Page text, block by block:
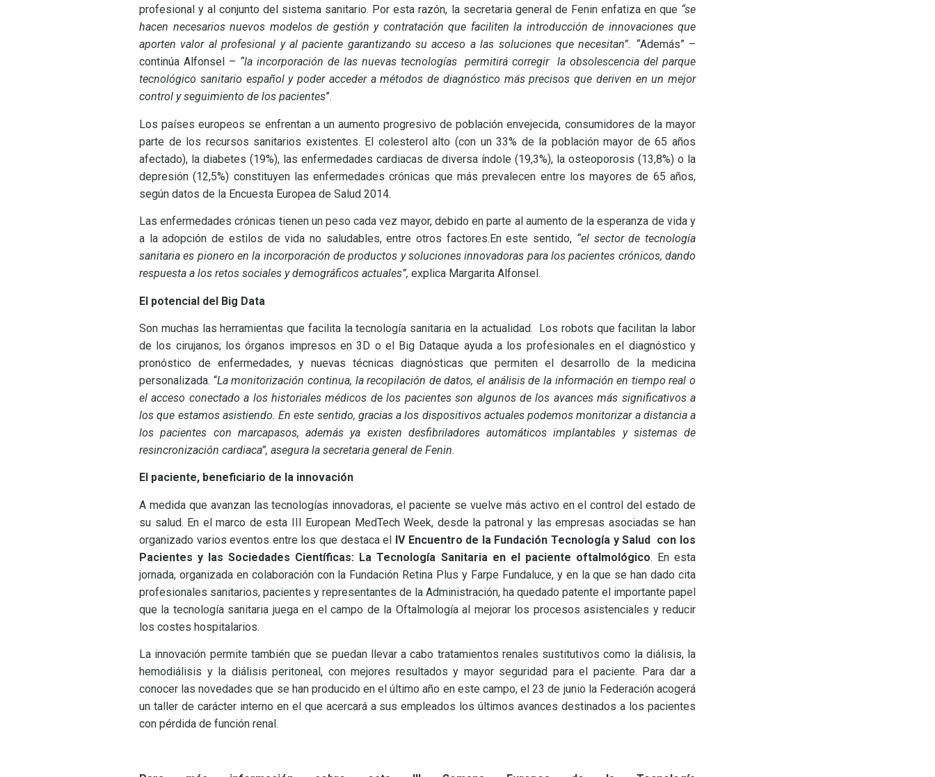
profesional y al conjunto del sistema sanitario. Por esta razón, la secretaria general de Fenin enfatiza en que “se
hacen necesarios nuevos modelos de gestión y contratación que faciliten la introducción de innovaciones que
aporten valor al profesional y al paciente garantizando su acceso a las soluciones que necesitan”. “Además” –
continúa Alfonsel – “la incorporación de las nuevas tecnologías permitirá corregir la obsolescencia del parque
tecnológico sanitario español y poder acceder a métodos de diagnóstico más precisos que deriven en un mejor
control y seguimiento de los pacientes”.
Los países europeos se enfrentan a un aumento progresivo de población envejecida, consumidores de la mayor
parte de los recursos sanitarios existentes. El colesterol alto (con un 33% de la población mayor de 65 años
afectado), la diabetes (19%), las enfermedades cardiacas de diversa índole (19,3%), la osteoporosis (13,8%) o la
depresión (12,5%) constituyen las enfermedades crónicas que más prevalecen entre los mayores de 65 años,
según datos de la Encuesta Europea de Salud 2014.
Las enfermedades crónicas tienen un peso cada vez mayor, debido en parte al aumento de la esperanza de vida y
a la adopción de estilos de vida no saludables, entre otros factores.En este sentido, “el sector de tecnología
sanitaria es pionero en la incorporación de productos y soluciones innovadoras para los pacientes crónicos, dando
respuesta a los retos sociales y demográficos actuales”, explica Margarita Alfonsel.
El potencial del Big Data
Son muchas las herramientas que facilita la tecnología sanitaria en la actualidad. Los robots que facilitan la labor
de los cirujanos; los órganos impresos en 3D o el Big Dataque ayuda a los profesionales en el diagnóstico y
pronóstico de enfermedades, y nuevas técnicas diagnósticas que permiten el desarrollo de la medicina
personalizada. “La monitorización continua, la recopilación de datos, el análisis de la información en tiempo real o
el acceso conectado a los historiales médicos de los pacientes son algunos de los avances más significativos a
los que estamos asistiendo. En este sentido, gracias a los dispositivos actuales podemos monitorizar a distancia a
los pacientes con marcapasos, además ya existen desfibriladores automáticos implantables y sistemas de
resincronización cardiaca”, asegura la secretaria general de Fenin.
El paciente, beneficiario de la innovación
A medida que avanzan las tecnologías innovadoras, el paciente se vuelve más activo en el control del estado de
su salud. En el marco de esta III European MedTech Week, desde la patronal y las empresas asociadas se han
organizado varios eventos entre los que destaca el IV Encuentro de la Fundación Tecnología y Salud con los
Pacientes y las Sociedades Científicas: La Tecnología Sanitaria en el paciente oftalmológico. En esta
jornada, organizada en colaboración con la Fundación Retina Plus y Farpe Fundaluce, y en la que se han dado cita
profesionales sanitarios, pacientes y representantes de la Administración, ha quedado patente el importante papel
que la tecnología sanitaria juega en el campo de la Oftalmología al mejorar los procesos asistenciales y reducir
los costes hospitalarios.
La innovación permite también que se puedan llevar a cabo tratamientos renales sustitutivos como la diálisis, la
hemodiálisis y la diálisis peritoneal, con mejores resultados y mayor seguridad para el paciente. Para dar a
conocer las novedades que se han producido en el último año en este campo, el 23 de junio la Federación acogerá
un taller de carácter interno en el que acercará a sus empleados los últimos avances destinados a los pacientes
con pérdida de función renal.